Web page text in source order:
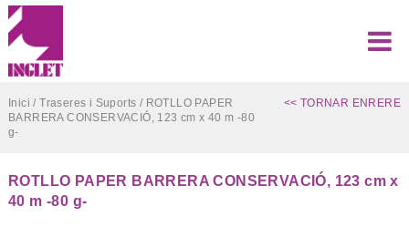
Inici /Traseres i Suports / ROTLLO PAPER
BARRERA CONSERVACIÓ, 123 cm x 40 m -80
g-
<< TORNAR ENRERE
ROTLLO PAPER BARRERA CONSERVACIÓ, 123 cm x
40 m -80 g-